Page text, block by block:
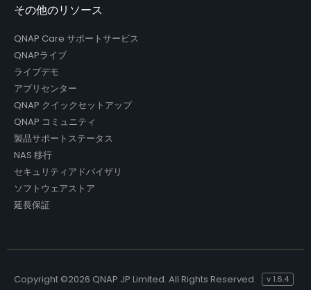
その他のリソース
QNAP Care サポートサービス
QNAPライブ
ライブデモ
アプリセンター
QNAP クイックセットアップ
QNAP コミュニティ
製品サポートステータス
NAS 移行
セキュリティアドバイザリ
ソフトウェアストア
延長保証
Copyright ©2026 QNAP JP Limited. All Rights Reserved. v 1.6.4